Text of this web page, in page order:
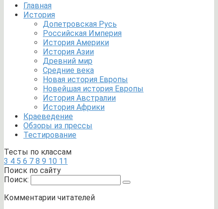
Главная
История
Допетровская Русь
Российская Империя
История Америки
История Азии
Древний мир
Средние века
Новая история Европы
Новейшая история Европы
История Австралии
История Африки
Краеведение
Обзоры из прессы
Тестирование
Тесты по классам
3 4 5 6 7 8 9 10 11
Поиск по сайту
Поиск:
Комментарии читателей